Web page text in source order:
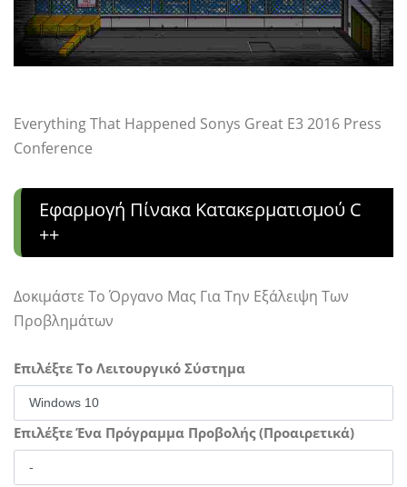
Everything That Happened Sonys Great E3 2016 Press
Conference
Εφαρμογή Πίνακα Κατακερματισμού C
++
Δοκιμάστε Το Όργανο Μας Για Την Εξάλειψη Των
Προβλημάτων
Επιλέξτε Το Λειτουργικό Σύστημα
Επιλέξτε Ένα Πρόγραμμα Προβολής (Προαιρετικά)